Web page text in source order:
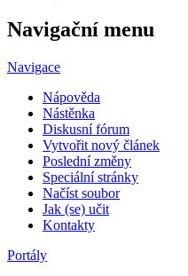
Navigační menu
Navigace
Nápověda
Nástěnka
Diskusní fórum
Vytvořit nový článek
Poslední změny
Speciální stránky
Načíst soubor
Jak (se) učit
Kontakty
Portály